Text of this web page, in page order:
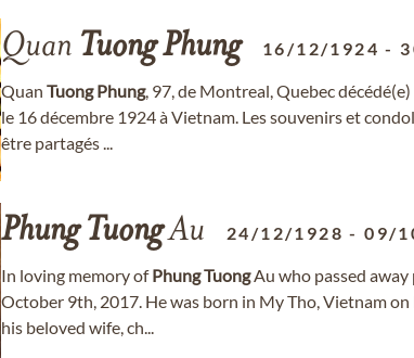
Quan TuongPhung 16/12/1924 -
Quan Tuong Phung, 97, de Montreal, Quebec
le 16 décembre 1924 à Vietnam. Les souvenirs et
être partagés ...
Phung TuongAu 24/12/1928 -09/
In loving memory ofPhungTuongAu who passed
October 9th, 2017. He was born in My Tho, Vietnam
his beloved wife, ch...